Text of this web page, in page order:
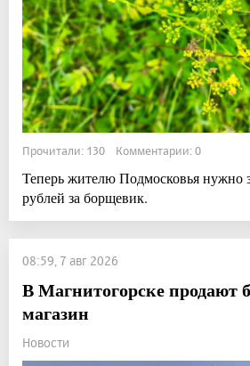
Прочитали: 130 Комментарии: 0
Теперь жителю Подмосковья нужно
рублей за борщевик.
08:59, 7 авг 2026
В Магнитогорске продают
магазин
Новости